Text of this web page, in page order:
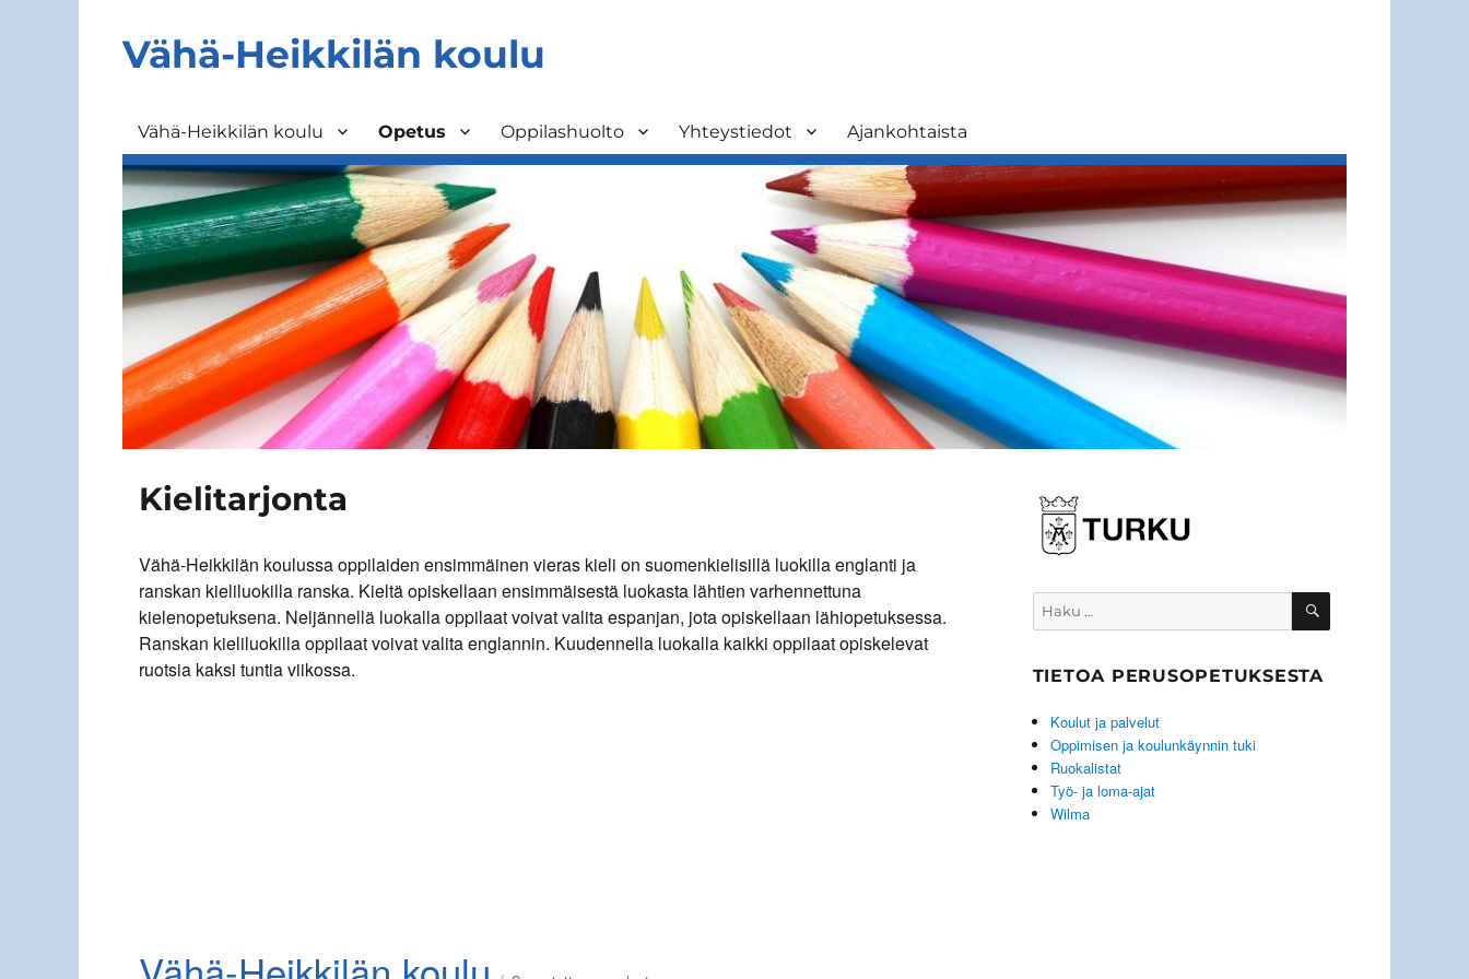
Vähä-Heikkilän koulu
Vähä-Heikkilän koulu Opetus Oppilashuolto Yhteystiedot Ajankohtaista
Kielitarjonta
Vähä-Heikkilän koulussa oppilaiden ensimmäinen vieras kieli on suomenkielisillä luokilla englanti ja
ranskan kieliluokilla ranska. Kieltä opiskellaan ensimmäisestä luokasta lähtien varhennettuna
kielenopetuksena. Neljännellä luokalla oppilaat voivat valita espanjan, jota opiskellaan lähiopetuksessa.
Ranskan kieliluokilla oppilaat voivat valita englannin. Kuudennella luokalla kaikki oppilaat opiskelevat
ruotsia kaksi tuntia viikossa.
Etsi: HAKU
TIETOA PERUSOPETUKSESTA
Koulut ja palvelut
Oppimisen ja koulunkäynnin tuki
Ruokalistat
Työ- ja loma-ajat
Wilma